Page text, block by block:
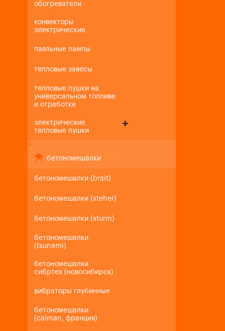
обогреватели
конвекторы
электрические
паяльные лампы
тепловые завесы
тепловые пушки на
универсальном топливе
и отработке
электрические
тепловые пушки
+-
бетономешалки
бетономешалки (brait)
бетономешалки (steher)
бетономешалки (sturm)
бетономешалки
(tsunami)
бетономешалки
сибртех (новосибирск)
вибраторы глубинные
бетономешалки
(caiman, франция)